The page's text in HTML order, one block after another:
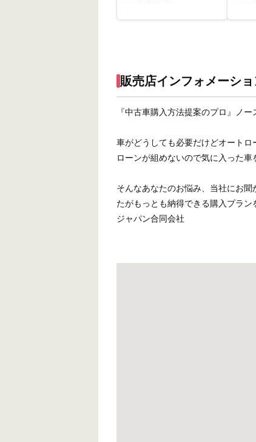
販売店インフォメーショ
『中古車購入方法提案のプロ』ノー
車がどうしても必要だけどオート
ローンが組めないので気に入った
そんなあなたのお悩み、当社にお
たがもっとも納得できる購入プラン
ジャパン合同会社